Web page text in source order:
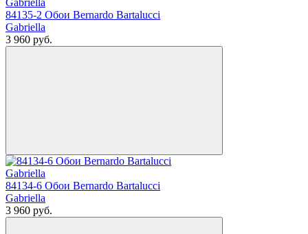
84135-2 Обои Bernardo Bartalucci
Gabriella
3 960 руб.
84134-6 Обои Bernardo Bartalucci
Gabriella
3 960 руб.